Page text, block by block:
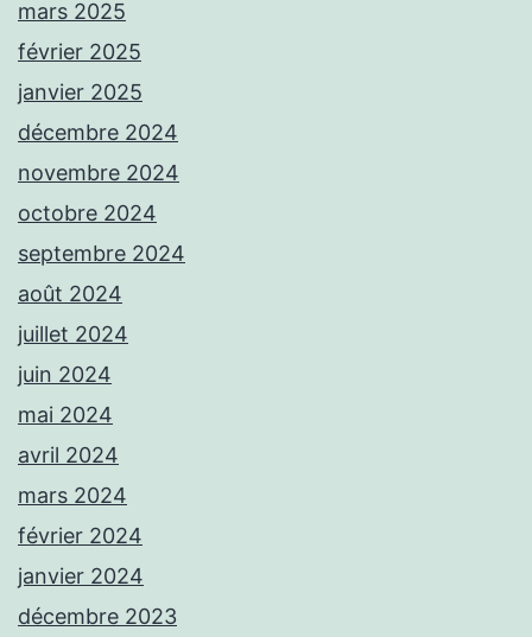
mars 2025
février 2025
janvier 2025
décembre 2024
novembre 2024
octobre 2024
septembre 2024
août 2024
juillet 2024
juin 2024
mai 2024
avril 2024
mars 2024
février 2024
janvier 2024
décembre 2023